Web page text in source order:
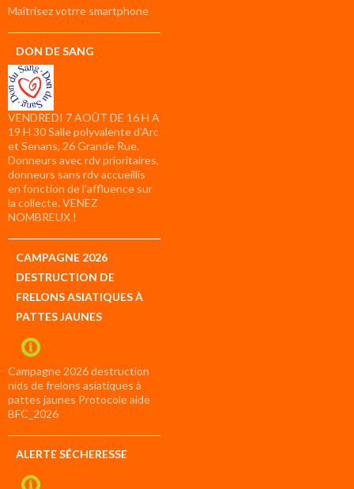
compte
Maîtrisez votrre smartphone
DON DE SANG
VENDREDI 7 AOÛT DE 16 H A
19 H 30 Salle polyvalente d’Arc
et Senans, 26 Grande Rue.
Donneurs avec rdv prioritaires,
donneurs sans rdv accueillis
en fonction de l’affluence sur
la collecte. VENEZ
NOMBREUX !
CAMPAGNE 2026
DESTRUCTION DE
FRELONS ASIATIQUES À
PATTES JAUNES
Campagne 2026 destruction
nids de frelons asiatiques à
pattes jaunes Protocole aide
BFC_2026
ALERTE SÉCHERESSE